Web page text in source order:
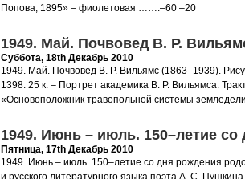
Попова, 1895» – фиолетовая …….–60 –20
1949. Май. Почвовед В. Р.
Суббота, 18th Декабрь 2010
1949. Май. Почвовед В. Р. Вильямс (1863–1939).
1398. 25 к. – Портрет академика В. Р. Вильямса.
«Основоположник травопольной системы
1949. Июнь – июль. 150–летие
Пятница, 17th Декабрь 2010
1949. Июнь – июль. 150–летие со дня рождения
и русского литературного языка поэта А. С.